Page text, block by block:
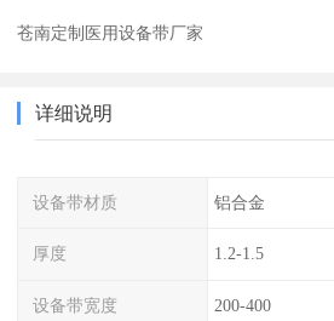
苍南定制医用设备带厂家
详细说明
设备带材质 铝合金
厚度 1.2-1.5
设备带宽度 200-400